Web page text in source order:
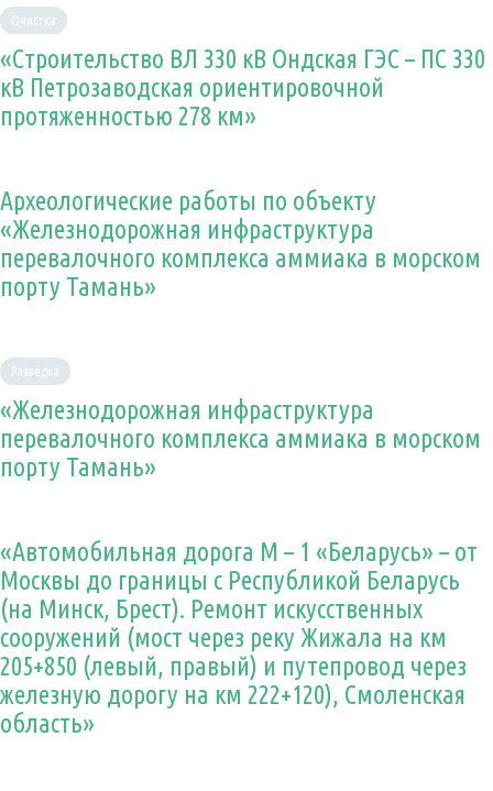
Очистка
«Строительство ВЛ 330 кВ Ондская ГЭС – ПС 330
кВ Петрозаводская ориентировочной
протяженностью 278 км»
Археологические работы по объекту
«Железнодорожная инфраструктура
перевалочного комплекса аммиака в морском
порту Тамань»
Разведка
«Железнодорожная инфраструктура
перевалочного комплекса аммиака в морском
порту Тамань»
«Автомобильная дорога М – 1 «Беларусь» – от
Москвы до границы с Республикой Беларусь
(на Минск, Брест). Ремонт искусственных
сооружений (мост через реку Жижала на км
205+850 (левый, правый) и путепровод через
железную дорогу на км 222+120), Смоленская
область»